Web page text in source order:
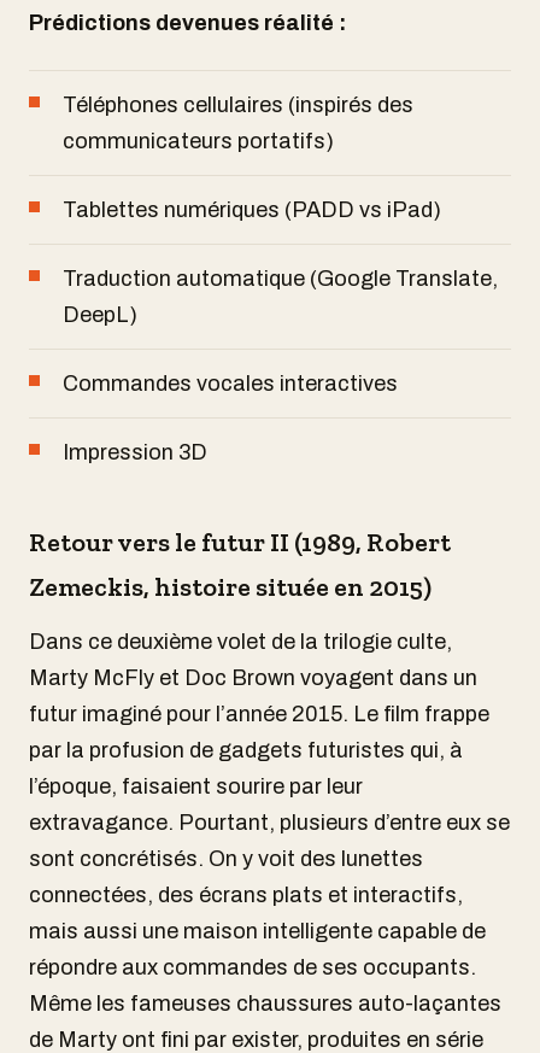
Prédictions devenues réalité :
Téléphones cellulaires (inspirés des
communicateurs portatifs)
Tablettes numériques (PADD vs iPad)
Traduction automatique (Google Translate,
DeepL)
Commandes vocales interactives
Impression 3D
Retour vers le futur II (1989, Robert
Zemeckis, histoire située en 2015)
Dans ce deuxième volet de la trilogie culte,
Marty McFly et Doc Brown voyagent dans un
futur imaginé pour l’année 2015. Le film frappe
par la profusion de gadgets futuristes qui, à
l’époque, faisaient sourire par leur
extravagance. Pourtant, plusieurs d’entre eux se
sont concrétisés. On y voit des lunettes
connectées, des écrans plats et interactifs,
mais aussi une maison intelligente capable de
répondre aux commandes de ses occupants.
Même les fameuses chaussures auto-laçantes
de Marty ont fini par exister, produites en série